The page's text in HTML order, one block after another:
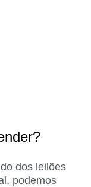
dos leilões
podemos